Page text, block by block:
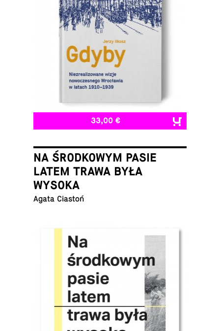
33,00 €
NA ŚRODKOWYM PASIE
LATEM TRAWA BYŁA
WYSOKA
Agata Ciastoń